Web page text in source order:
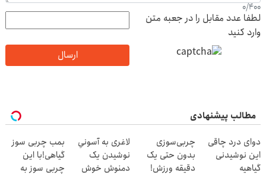
0/400
لطفا عدد مقابل را در جعبه متن
وارد کنید
ارسال
مطالب پیشنهادی
دوای درد چاقی
این نوشیدنی
گیاهیه
چربی‌سوزی
بدون حتی یک
دقیقه ورزش!
لاغری به آسونیِ
نوشیدن یک
دمنوش خوش
بمب چربی سوز
گیاهی!با این
چربی سوز به